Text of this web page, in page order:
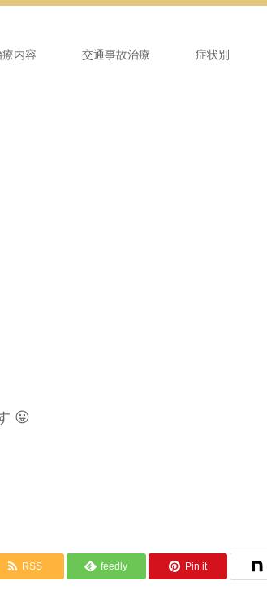
療内容 交通事故治療 症状別
😛
RSS feedly Pin it